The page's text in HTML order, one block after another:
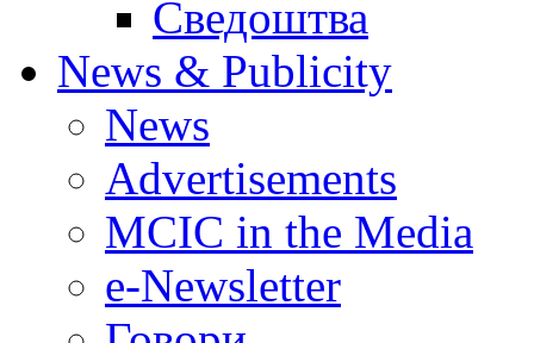
Сведоштва
News & Publicity
News
Advertisements
MCIC in the Media
e-Newsletter